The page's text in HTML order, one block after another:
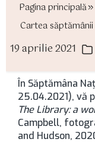
Pagina principală
Cartea
19 aprilie 2021
În Săptămâna
25.04.2021), vă
The Library: a
Campbell,
and Hudson,